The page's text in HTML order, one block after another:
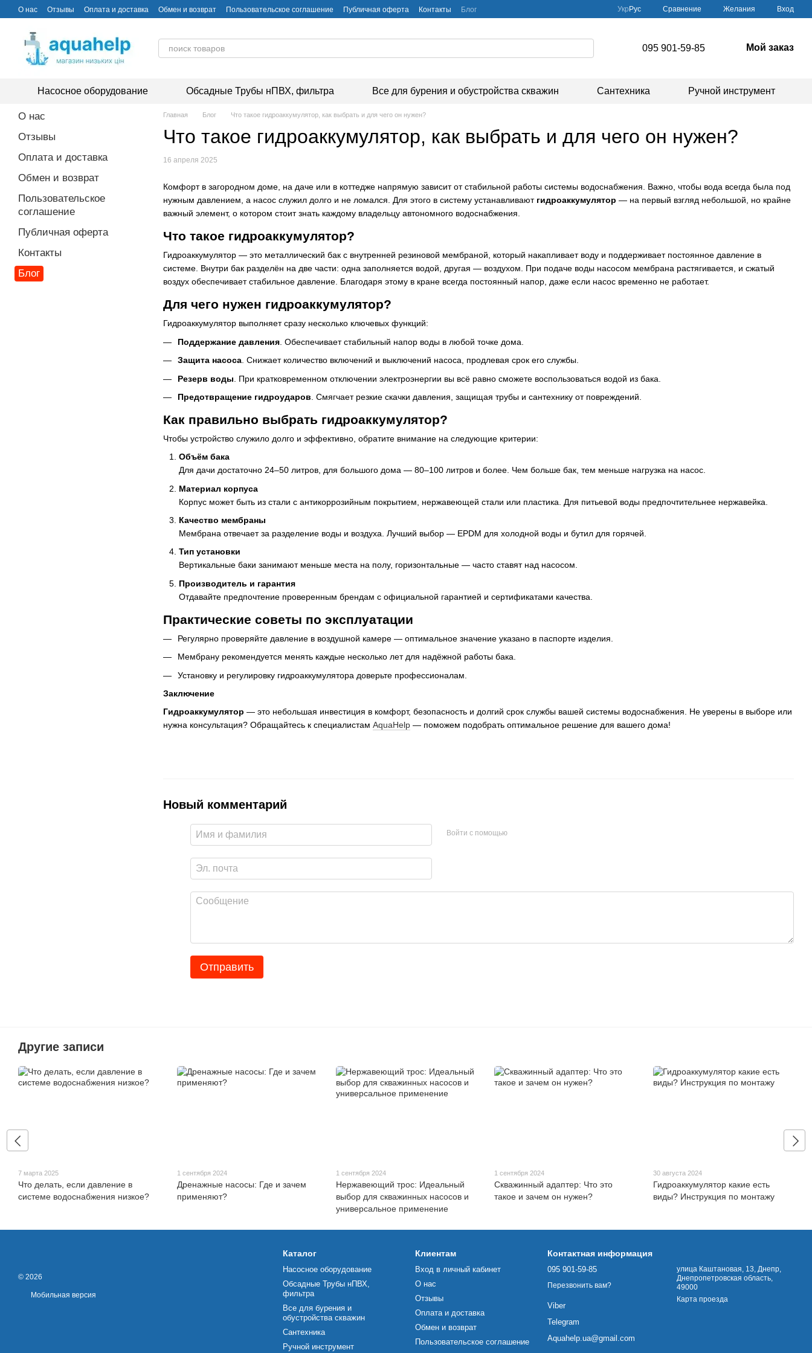
Перейти к основному контенту
О нас Отзывы Оплата и доставка Обмен и возврат Пользовательское соглашение Публичная оферта Контакты Блог Укр Рус Сравнение Желания Вход
095 901-59-85 Мой заказ
Насосное оборудование Обсадные Трубы нПВХ, фильтра Все для бурения и обустройства скважин Сантехника Ручной инструмент
Главная Блог Что такое гидроаккумулятор, как выбрать и для чего он нужен?
Что такое гидроаккумулятор, как выбрать и для чего он нужен?
16 апреля 2025
Комфорт в загородном доме, на даче или в коттедже напрямую зависит от стабильной работы системы водоснабжения. Важно, чтобы вода всегда была под
нужным давлением, а насос служил долго и не ломался. Для этого в систему устанавливают гидроаккумулятор — на первый взгляд небольшой, но крайне
важный элемент, о котором стоит знать каждому владельцу автономного водоснабжения.
Что такое гидроаккумулятор?
Гидроаккумулятор — это металлический бак с внутренней резиновой мембраной, который накапливает воду и поддерживает постоянное давление в
системе. Внутри бак разделён на две части: одна заполняется водой, другая — воздухом. При подаче воды насосом мембрана растягивается, и сжатый
воздух обеспечивает стабильное давление. Благодаря этому в кране всегда постоянный напор, даже если насос временно не работает.
Для чего нужен гидроаккумулятор?
Гидроаккумулятор выполняет сразу несколько ключевых функций:
Поддержание давления . Обеспечивает стабильный напор воды в любой точке дома.
Защита насоса . Снижает количество включений и выключений насоса, продлевая срок его службы.
Резерв воды . При кратковременном отключении электроэнергии вы всё равно сможете воспользоваться водой из бака.
Предотвращение гидроударов . Смягчает резкие скачки давления, защищая трубы и сантехнику от повреждений.
Как правильно выбрать гидроаккумулятор?
Чтобы устройство служило долго и эффективно, обратите внимание на следующие критерии:
Объём бака
Для дачи достаточно 24–50 литров, для большого дома — 80–100 литров и более. Чем больше бак, тем меньше нагрузка на насос.
Материал корпуса
Корпус может быть из стали с антикоррозийным покрытием, нержавеющей стали или пластика. Для питьевой воды предпочтительнее нержавейка.
Качество мембраны
Мембрана отвечает за разделение воды и воздуха. Лучший выбор — EPDM для холодной воды и бутил для горячей.
Тип установки
Вертикальные баки занимают меньше места на полу, горизонтальные — часто ставят над насосом.
Производитель и гарантия
Отдавайте предпочтение проверенным брендам с официальной гарантией и сертификатами качества.
Практические советы по эксплуатации
Регулярно проверяйте давление в воздушной камере — оптимальное значение указано в паспорте изделия.
Мембрану рекомендуется менять каждые несколько лет для надёжной работы бака.
Установку и регулировку гидроаккумулятора доверьте профессионалам.
Заключение
Гидроаккумулятор — это небольшая инвестиция в комфорт, безопасность и долгий срок службы вашей системы водоснабжения. Не уверены в выборе или
нужна консультация? Обращайтесь к специалистам AquaHelp — поможем подобрать оптимальное решение для вашего дома!
Новый комментарий
Войти с помощью
Отправить
О нас
Отзывы
Оплата и доставка
Обмен и возврат
Пользовательское
соглашение
Публичная оферта
Контакты
Блог
Другие записи
7 марта 2025
Что делать, если давление в
системе водоснабжения низкое?
1 сентября 2024
Дренажные насосы: Где и зачем
применяют?
1 сентября 2024
Нержавеющий трос: Идеальный
выбор для скважинных насосов и
универсальное применение
1 сентября 2024
Скважинный адаптер: Что это
такое и зачем он нужен?
30 августа 2024
Гидроаккумулятор какие есть
виды? Инструкция по монтажу
© 2026
Мобильная версия
Каталог
Насосное оборудование
Обсадные Трубы нПВХ,
фильтра
Все для бурения и
обустройства скважин
Сантехника
Ручной инструмент
Клиентам
Вход в личный кабинет
О нас
Отзывы
Оплата и доставка
Обмен и возврат
Пользовательское соглашение
Контактная информация
095 901-59-85
Перезвонить вам?
Viber
Telegram
Aquahelp.ua@gmail.com
улица Каштановая, 13, Днепр,
Днепропетровская область,
49000
Карта проезда